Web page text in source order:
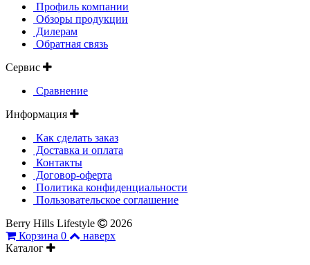
Профиль компании
Обзоры продукции
Дилерам
Обратная связь
Сервис
Сравнение
Информация
Как сделать заказ
Доставка и оплата
Контакты
Договор-оферта
Политика конфиденциальности
Пользовательское соглашение
Berry Hills Lifestyle
2026
Корзина 0
наверх
Каталог